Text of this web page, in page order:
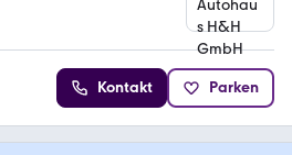
Kontakt Parken